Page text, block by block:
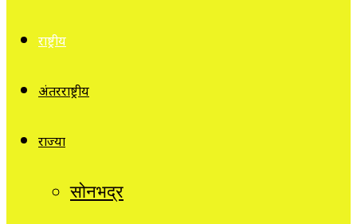
राष्ट्रीय
अंतरराष्ट्रीय
राज्यों
सोनभद्र